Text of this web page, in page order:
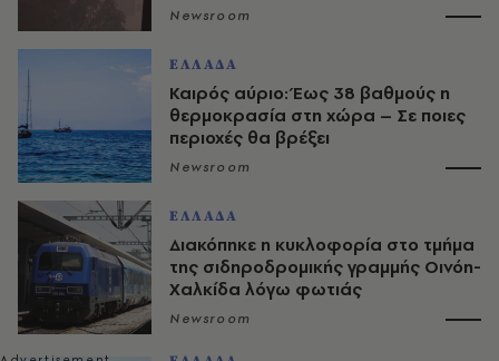
Newsroom
ΕΛΛΑΔΑ
Καιρός αύριο: Έως 38 βαθμούς η
θερμοκρασία στη χώρα – Σε ποιες
περιοχές θα βρέξει
Newsroom
ΕΛΛΑΔΑ
Διακόπηκε η κυκλοφορία στo τμήμα
της σιδηροδρομικής γραμμής Οινόη-
Χαλκίδα λόγω φωτιάς
Newsroom